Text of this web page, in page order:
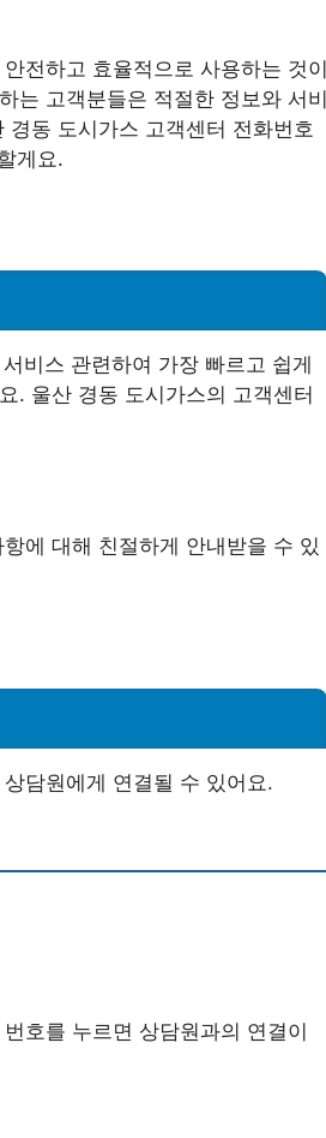
전하고 효율적으로 사용하는 것이
는 고객분들은 적절한 정보와 서비
동 도시가스 고객센터 전화번호
게요.
비스 관련하여 가장 빠르고 쉽게
. 울산 경동 도시가스의 고객센터
에 대해 친절하게 안내받을 수 있
담원에게 연결될 수 있어요.
호를 누르면 상담원과의 연결이